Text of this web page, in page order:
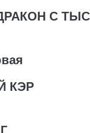
С
КЭР